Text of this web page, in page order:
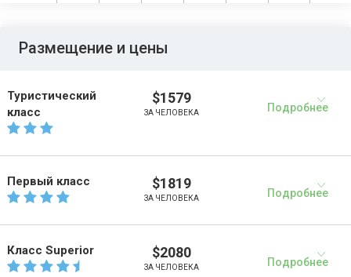
Размещение и цены
Туристический
класс
$1579
ЗА ЧЕЛОВЕКА Подробнее
Первый класс $1819
ЗА ЧЕЛОВЕКА Подробнее
Класс Superior $2080
ЗА ЧЕЛОВЕКА Подробнее